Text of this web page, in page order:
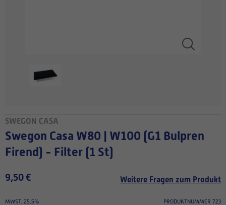
SWEGON CASA
Swegon Casa W80 | W100 (G1 Bulpren
Firend) - Filter (1 St)
9,50 € Weitere Fragen zum Produkt
MWST. 25.5% PRODUKTNUMMER 723